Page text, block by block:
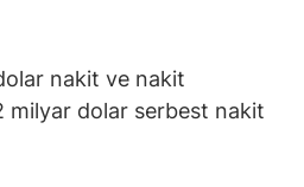
nakit ve nakit
milyar dolar serbest nakit